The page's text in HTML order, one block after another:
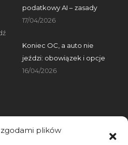
zgodami plików
podatkowy AI – zasady
17/04/2026
Koniec OC, a auto nie
jeździ: obowiązek i opcje
16/04/2026